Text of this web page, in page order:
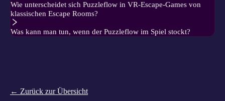
Wie unterscheidet sich Puzzleflow in VR-Escape-Games von
klassischen Escape Rooms?
Was kann man tun, wenn der Puzzleflow im Spiel stockt?
← Zurück zur Übersicht